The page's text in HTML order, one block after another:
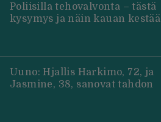
Poliisilla tehovalvonta – tästä
kysymys ja näin kauan kestää
Uuno: Hjallis Harkimo, 72, ja
Jasmine, 38, sanovat tahdon